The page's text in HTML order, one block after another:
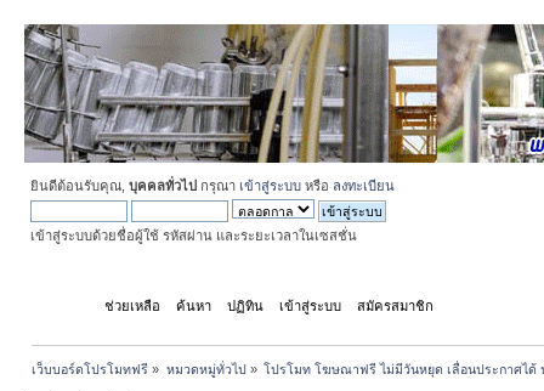
ยินดีต้อนรับคุณ, บุคคลทั่วไป กรุณา เข้าสู่ระบบ หรือ ลงทะเบียน
เข้าสู่ระบบด้วยชื่อผู้ใช้ รหัสผ่าน และระยะเวลาในเซสชั่น
ช่วยเหลือ ค้นหา ปฏิทิน เข้าสู่ระบบ สมัครสมาชิก
เว็บบอร์ดโปรโมทฟรี » หมวดหมู่ทั่วไป» โปรโมท โฆษณาฟรี ไม่มีวันหยุด เลื่อนประกาศได้